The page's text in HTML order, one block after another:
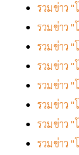
รวมข่าว
รวมข่าว
รวมข่าว
รวมข่าว
รวมข่าว
รวมข่าว
รวมข่าว
รวมข่าว